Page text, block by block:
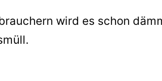
wird es schon